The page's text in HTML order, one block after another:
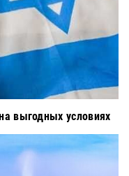
выгодных условиях